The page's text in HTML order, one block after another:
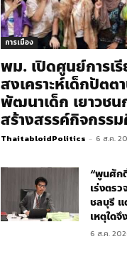
การเมือง
พม. เปิดศูนย์การเ
สงเคราะห์เด็กปัต
พัฒนาเด็ก เยาวชน
สร้างสรรค์กิจกรร
ThaitabloidPolitics - 6 ส.ค.
“พูนศัก
เร่งตร
ชลบุรี แ
เหตุใด
6 ส.ค.